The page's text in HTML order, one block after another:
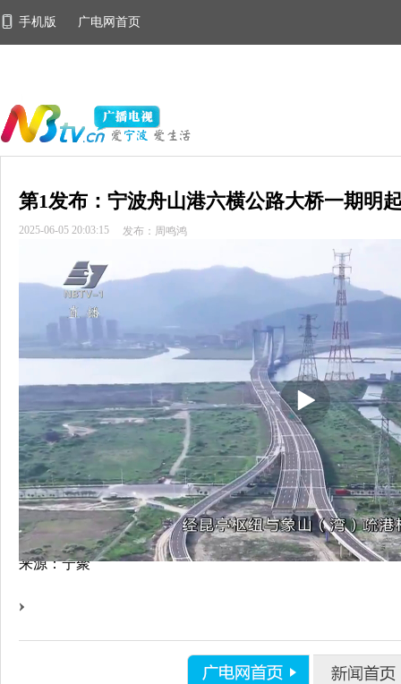
手机版 广电网首页
第1发布：宁波舟山港六横公路大桥一期明
2025-06-05 20:03:15 发布：周鸣鸿
来源：宁聚